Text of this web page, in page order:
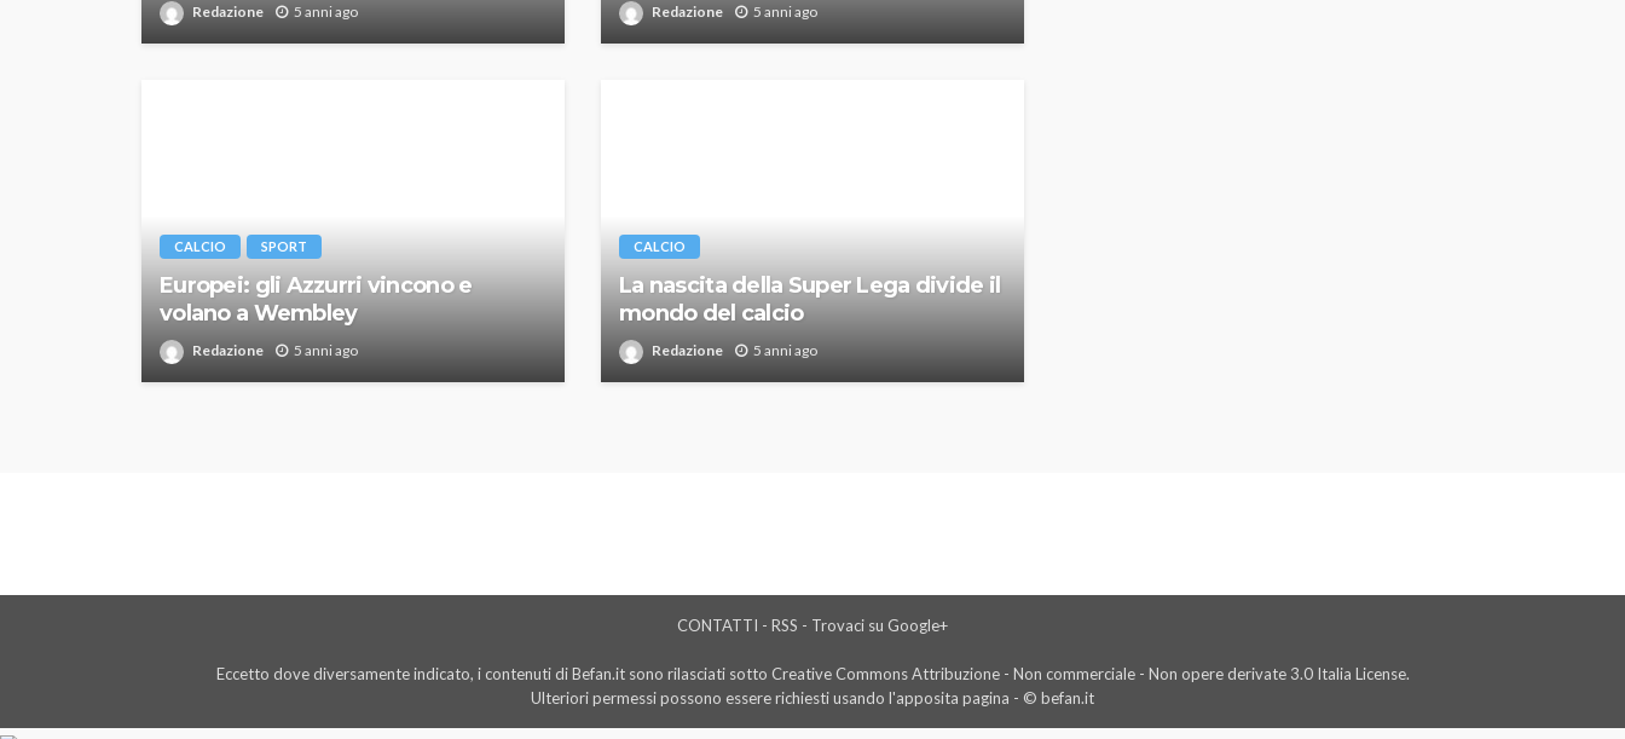
Redazione 5 anni ago Redazione 5 anni ago
CALCIO SPORT
Europei: gli Azzurri vincono e
volano a Wembley
Redazione 5 anni ago
CALCIO
La nascita della Super Lega divide il
mondo del calcio
Redazione 5 anni ago
CONTATTI - RSS - Trovaci su Google+
Eccetto dove diversamente indicato, i contenuti di Befan.it sono rilasciati sotto Creative Commons Attribuzione - Non commerciale - Non opere derivate 3.0 Italia License.
Ulteriori permessi possono essere richiesti usando l'apposita pagina - © befan.it